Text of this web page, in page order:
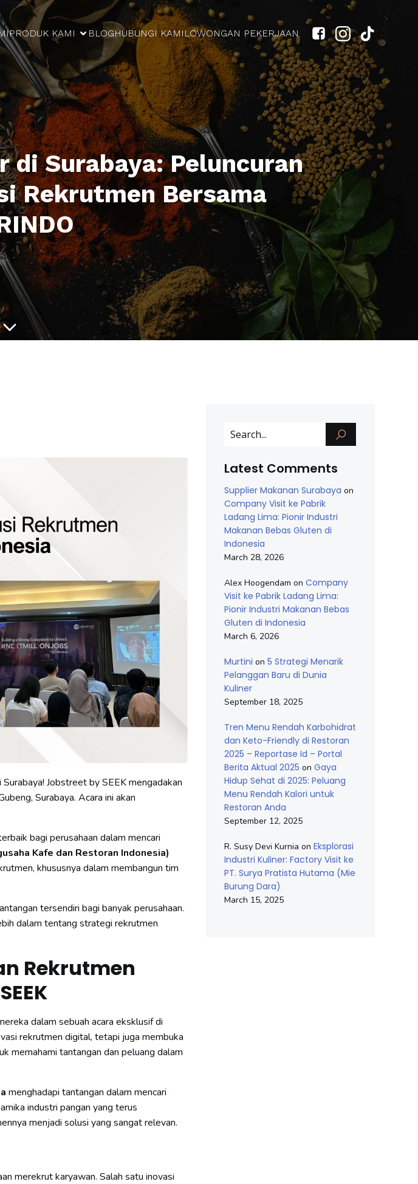
PRODUK KAMI BLOGHUBUNGI KAMILOWONGAN PEKERJAAN
di Surabaya: Peluncuran
Rekrutmen Bersama
Jobstreet by SEEK mengadakan
Surabaya. Acara ini akan
bagi perusahaan dalam mencari
Kafe dan Restoran Indonesia)
khususnya dalam membangun tim
tersendiri bagi banyak perusahaan.
dalam tentang strategi rekrutmen
Rekrutmen
dalam sebuah acara eksklusif di
rekrutmen digital, tetapi juga membuka
memahami tantangan dan peluang dalam
menghadapi tantangan dalam mencari
industri pangan yang terus
menjadi solusi yang sangat relevan.
merekrut karyawan. Salah satu inovasi
Latest Comments
Supplier Makanan Surabaya on
Company Visit ke Pabrik
Ladang Lima: Pionir Industri
Makanan Bebas Gluten di
Indonesia
March 28, 2026
Alex Hoogendam on Company
Visit ke Pabrik Ladang Lima:
Pionir Industri Makanan Bebas
Gluten di Indonesia
March 6, 2026
Murtini on 5 Strategi Menarik
Pelanggan Baru di Dunia
Kuliner
September 18, 2025
Tren Menu Rendah Karbohidrat
dan Keto-Friendly di Restoran
2025 – Reportase Id – Portal
Berita Aktual 2025 on Gaya
Hidup Sehat di 2025: Peluang
Menu Rendah Kalori untuk
Restoran Anda
September 12, 2025
R. Susy Devi Kurnia on Eksplorasi
Industri Kuliner: Factory Visit ke
PT. Surya Pratista Hutama (Mie
Burung Dara)
March 15, 2025